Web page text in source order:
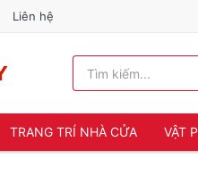
Liên hệ
TRANG TRÍ NHÀ CỬA VẬT